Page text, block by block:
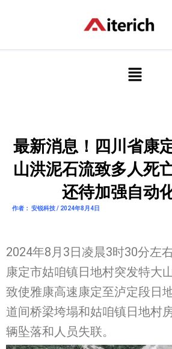
容
菜
单
最新消息！四川省康
山洪泥石流致多人死
还待加强自动
作者： 安锐科技 / 2024年8月4日
2024年8月3日凌晨3时30分左
康定市姑咱镇日地村突发特大
致使雅康高速康定至泸定段日
道间桥梁垮塌和姑咱镇日地村
辆坠落和人员失联。